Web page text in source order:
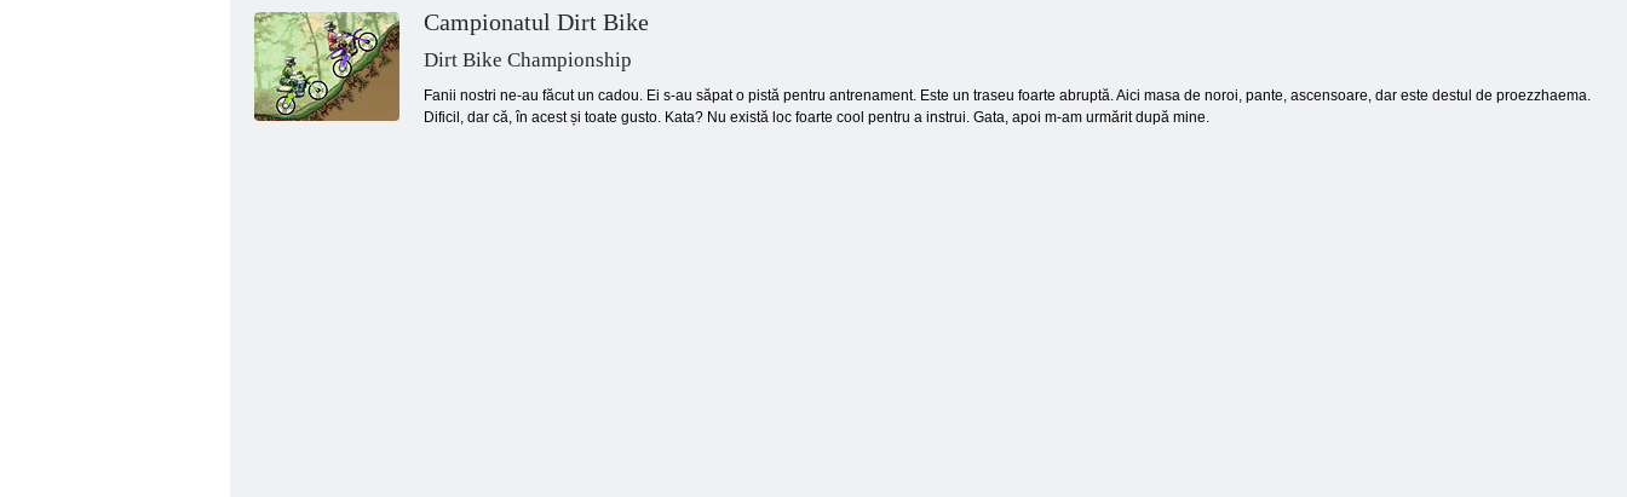
Jewels Blitz 3 Pădure cu bule
Campionatul Dirt Bike
Dirt Bike Championship
Fanii nostri ne-au făcut un cadou. Ei s-au săpat o pistă pentru antrenament. Este un traseu foarte abruptă. Aici masa de noroi, pante, ascensoare, dar este destul de proezzhaema.
Dificil, dar că, în acest și toate gusto. Kata? Nu există loc foarte cool pentru a instrui. Gata, apoi m-am urmărit după mine.